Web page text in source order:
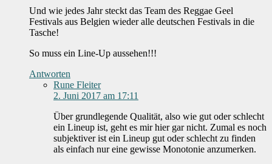
Und wie jedes Jahr steckt das Team des Reggae Geel
Festivals aus Belgien wieder alle deutschen Festivals in die
Tasche!
So muss ein Line-Up aussehen!!!
Antworten
Rune Fleiter
2. Juni 2017 am 17:11
Über grundlegende Qualität, also wie gut oder schlecht
ein Lineup ist, geht es mir hier gar nicht. Zumal es noch
subjektiver ist ein Lineup gut oder schlecht zu finden
als einfach nur eine gewisse Monotonie anzumerken.